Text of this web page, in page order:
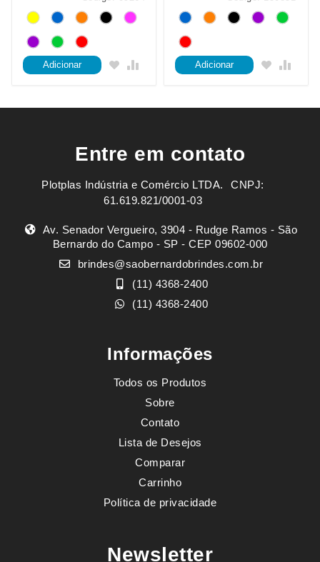
Adicionar Adicionar
Entre em contato
Plotplas Indústria e Comércio LTDA. ㅤㅤㅤ CNPJ:
61.619.821/0001-03
Av. Senador Vergueiro, 3904 - Rudge Ramos - São
Bernardo do Campo - SP - CEP 09602-000
brindes@saobernardobrindes.com.br
(11) 4368-2400
(11) 4368-2400
Informações
Todos os Produtos
Sobre
Contato
Lista de Desejos
Comparar
Carrinho
Política de privacidade
Newsletter